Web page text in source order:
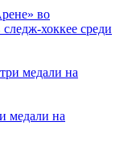
во
хоккее среди
медали на